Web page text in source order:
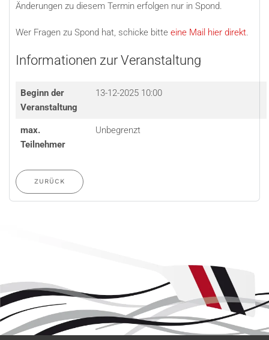
Änderungen zu diesem Termin erfolgen nur in Spond.
Wer Fragen zu Spond hat, schicke bitte eine Mail hier direkt.
Informationen zur Veranstaltung
Beginn der
Veranstaltung
13-12-2025 10:00
max.
Teilnehmer
Unbegrenzt
ZURÜCK